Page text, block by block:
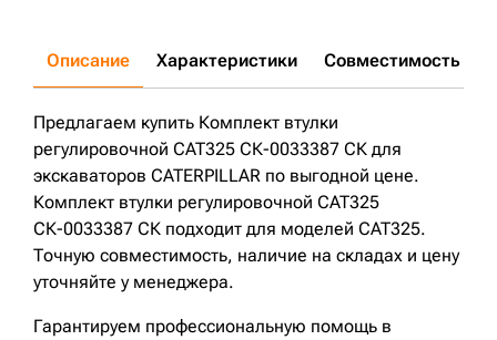
Описание Характеристики Совместимость
Предлагаем купить Комплект втулки
регулировочной CAT325 СК-0033387 СК для
экскаваторов CATERPILLAR по выгодной цене.
Комплект втулки регулировочной CAT325
СК-0033387 СК подходит для моделей CAT325.
Точную совместимость, наличие на складах и цену
уточняйте у менеджера.
Гарантируем профессиональную помощь в